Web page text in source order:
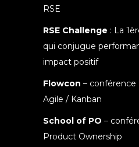
RSE
RSE Challenge : La
qui conjugue
impact positif
Flowcon – conférence
Agile / Kanban
School of PO –
Product Ownership